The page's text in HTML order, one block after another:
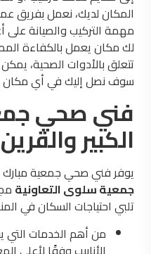
المكان لديك، نعمل بفريق
مهمة التركيب والصيانة
لك مكان يعمل بالكفاءة
تتعلق بالأدوات الصحية،
سوف نصل إليك في أي مكان
فني صحي
الكبير
يوفر فني صحي جمعية مبارك
جمعية سلوى التعاونية
تلبي احتياجات السكان في
من أهم الخدمات التي